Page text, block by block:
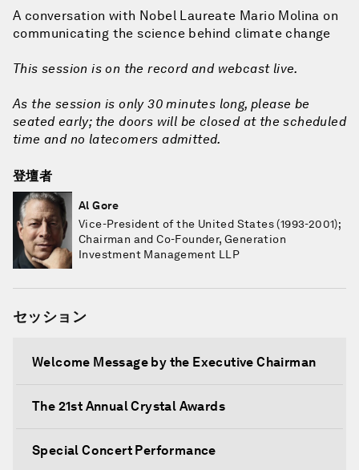
A conversation with Nobel Laureate Mario Molina on
communicating the science behind climate change
This session is on the record and webcast live.
As the session is only 30 minutes long, please be
seated early; the doors will be closed at the scheduled
time and no latecomers admitted.
登壇者
Al Gore
Vice-President of the United States (1993-2001);
Chairman and Co-Founder, Generation
Investment Management LLP
セッション
Welcome Message by the Executive Chairman
The 21st Annual Crystal Awards
Special Concert Performance